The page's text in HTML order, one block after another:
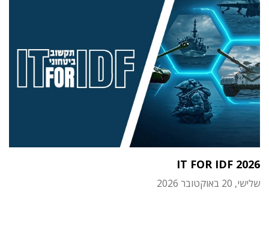
IT FOR IDF 2026
שלישי, 20 באוקטובר 2026